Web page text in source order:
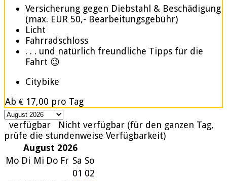
Versicherung gegen Diebstahl & Beschädigung
(max. EUR 50,- Bearbeitungsgebühr)
Licht
Fahrradschloss
. . . und natürlich freundliche Tipps für die
Fahrt 😉
Citybike
Ab € 17,00 pro Tag
verfügbar
Nicht verfügbar (für den ganzen Tag,
prüfe die stundenweise Verfügbarkeit)
August 2026
Mo Di Mi Do Fr Sa So
01 02